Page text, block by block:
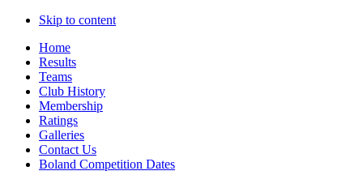
Skip to content
Home
Results
Teams
Club History
Membership
Ratings
Galleries
Contact Us
Boland Competition Dates